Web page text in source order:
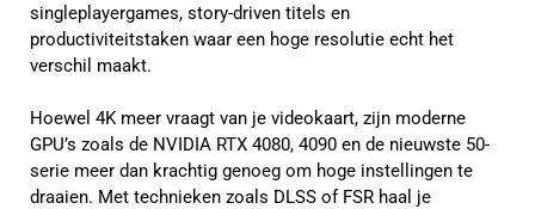
singleplayergames, story-driven titels en
productiviteitstaken waar een hoge resolutie echt het
verschil maakt.
Hoewel 4K meer vraagt van je videokaart, zijn moderne
GPU’s zoals de NVIDIA RTX 4080, 4090 en de nieuwste 50-
serie meer dan krachtig genoeg om hoge instellingen te
draaien. Met technieken zoals DLSS of FSR haal je